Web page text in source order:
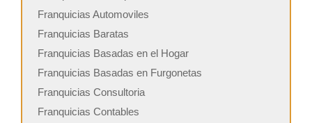
Franquicias Automoviles
Franquicias Baratas
Franquicias Basadas en el Hogar
Franquicias Basadas en Furgonetas
Franquicias Consultoria
Franquicias Contables